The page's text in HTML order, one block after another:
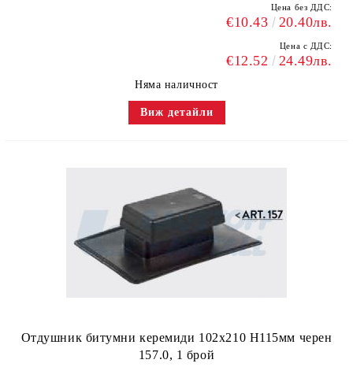
Цена без ДДС:
€10.43 20.40лв.
Цена с ДДС:
€12.52 24.49лв.
Няма наличност
Виж детайли
Отдушник битумни керемиди 102х210 H115мм черен
157.0, 1 брой